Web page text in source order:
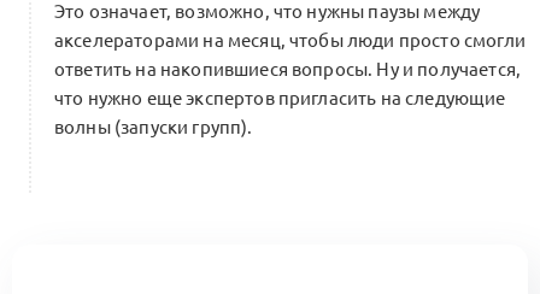
Это означает, возможно, что нужны паузы между
акселераторами на месяц, чтобы люди просто смогли
ответить на накопившиеся вопросы. Ну и получается,
что нужно еще экспертов пригласить на следующие
волны (запуски групп).